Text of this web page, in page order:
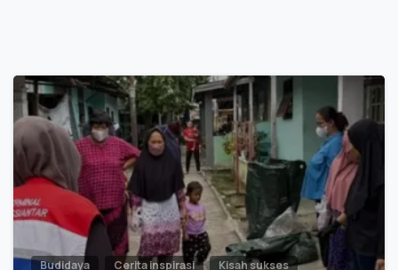
Budidaya Cerita inspirasi
Kisah sukses